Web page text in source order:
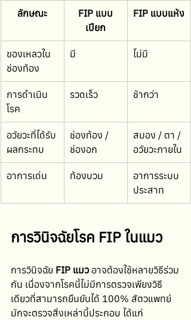
ลักษณะ
FIP แบบ
เปียก
FIP แบบแห้ง
ของเหลวใน
ช่องท้อง
มี ไม่มี
การดำเนิน
โรค
รวดเร็ว ช้ากว่า
อวัยวะที่ได้รับ
ผลกระทบ
ช่องท้อง /
ช่องอก
สมอง / ตา /
อวัยวะภายใน
อาการเด่น ท้องบวม
อาการระบบ
ประสาท
การวินิจฉัยโรค FIP ในแมว
การวินิจฉัย FIP แมว อาจต้องใช้หลายวิธีร่วม
กัน เนื่องจากโรคนี้ไม่มีการตรวจเพียงวิธี
เดียวที่สามารถยืนยันได้ 100% สัตวแพทย์
มักจะตรวจสิ่งเหล่านี้ประกอบ ได้แก่